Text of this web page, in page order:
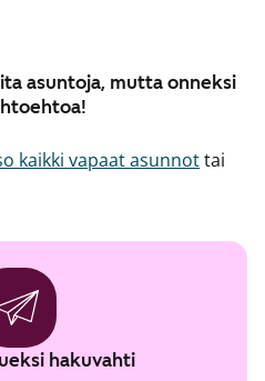
asuntoja, mutta onneksi
kaikki vapaat asunnottai
hakuvahti